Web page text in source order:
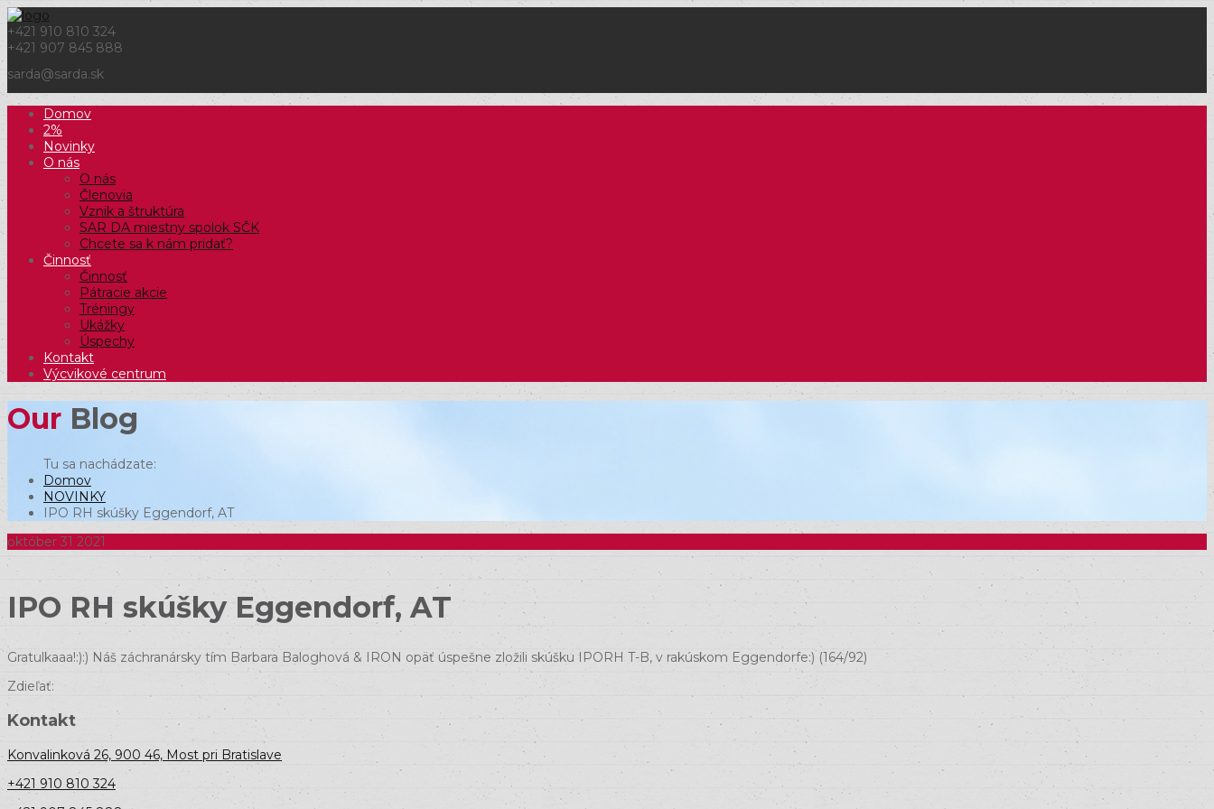
+421 910 810 324
+421 907 845 888
sarda@sarda.sk
Domov
2%
Novinky
O nás
O nás
Členovia
Vznik a štruktúra
SAR DA miestny spolok SČK
Chcete sa k nám pridať?
Činnosť
Činnosť
Pátracie akcie
Tréningy
Ukážky
Úspechy
Kontakt
Výcvikové centrum
Our Blog
Domov
NOVINKY
IPO RH skúšky Eggendorf, AT
október 31 2021
IPO RH skúšky Eggendorf, AT
Gratulkaaa!:):) Náš záchranársky tím Barbara Baloghová & IRON opäť úspešne zložili skúšku IPORH T-B, v rakúskom Eggendorfe:) (164/92)
Zdieľať:
Kontakt
Konvalinková 26, 900 46, Most pri Bratislave
+421 910 810 324